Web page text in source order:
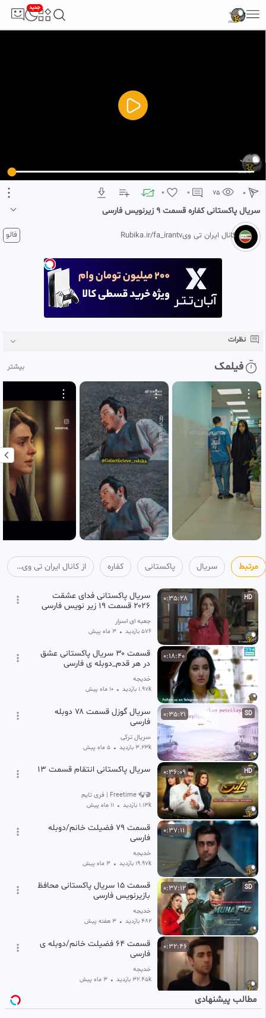
جدید
تبلیغ 1 از 2
0 0 75 0
سریال پاکستانی کفاره قسمت ۹ زیرنویس فارسی
دانلود رایگان این سریال در کانال ما
جهت حمایت ریزی از ما ویدئو رو لایک کنید
و کانال رو دنبال داشته باشید
کانال ایران تی ویRubika.ir/fa_irantv فالو
نظرات
فیلمک بیشتر
مرتبط سریال پاکستانی کفاره از کانال ایران تی ویRubika.ir/fa_irantv
HD
0:35:28
سریال پاکستانی فدای عشقت
۲۰۲۶ قسمت ۱۹ زیر نویس فارسی
جعبه ای اسرار
576 بازدید • 3 ماه پیش
0:18:40
قسمت ۳۰ سریال پاکستانی عشق
در هر قدم_دوبله ی فارسی
خدیجه
1.97k بازدید • 10 ماه پیش
SD
0:35:21
سریال گوزل قسمت ۷۸ دوبله
فارسی
سریال ترکی
3.23k بازدید • 5 ماه پیش
HD
0:36:09 سریال پاکستانی انتقام قسمت ۱۳
🎬🎧 Freetime | فری تایم 🍿
1.13k بازدید • 11 ماه پیش
0:37:11
قسمت ۷۹ فضیلت خانم/دوبله
فارسی
خدیجه
19.97k بازدید • 3 ماه پیش
SD
0:37:12
قسمت ۱۵ سریال پاکستانی محافظ
بازیرنویس فارسی
خدیجه
482 بازدید • ۳ هفته پیش
0:32:46
قسمت ۶۴ فضیلت خانم/دوبله ی
فارسی
خدیجه
32.45k بازدید • 3 ماه پیش
فارسی
مطالب پیشنهادی